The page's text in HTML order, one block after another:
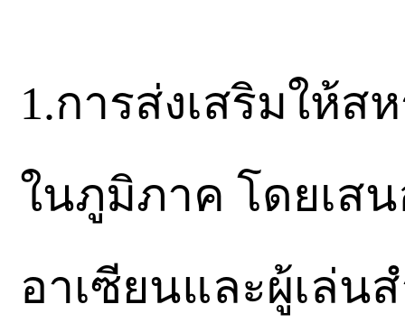
1.การส่งเสริมให้
ในภูมิภาค โดยเส
อาเซียนและผู้เล่